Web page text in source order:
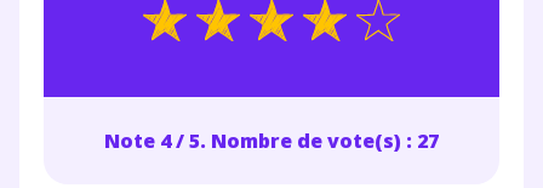
Note 4 / 5. Nombre de vote(s) : 27